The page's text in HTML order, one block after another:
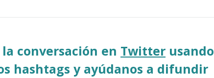
conversación en Twitter usando
hashtags y ayúdanos a difundir